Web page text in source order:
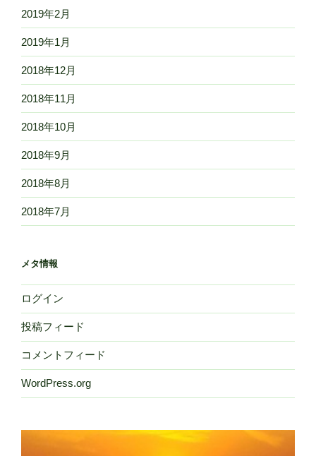
2019年2月
2019年1月
2018年12月
2018年11月
2018年10月
2018年9月
2018年8月
2018年7月
メタ情報
ログイン
投稿フィード
コメントフィード
WordPress.org